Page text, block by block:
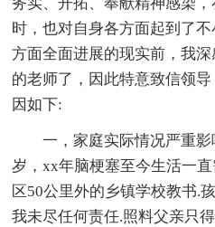
务实、开拓、奉献精神感染
时，也对自身各方面起到了
方面全面进展的现实前，我
的老师了，因此特意致信领
因如下:
一，家庭实际情况严重
岁，xx年脑梗塞至今生活一
区50公里外的乡镇学校教书.
我未尽任何责任.照料父亲只